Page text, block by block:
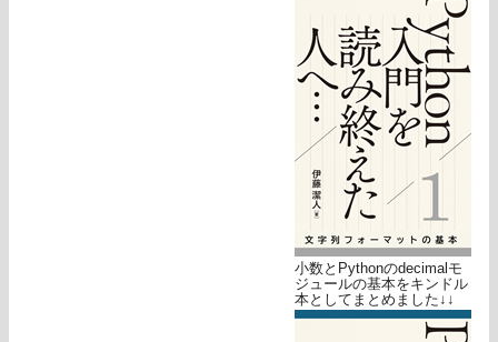
小数とPythonのdecimalモ
ジュールの基本をキンドル
本としてまとめました↓↓